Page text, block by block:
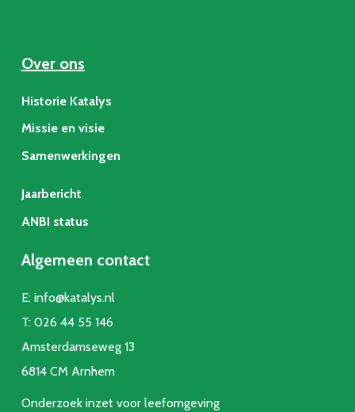
Over ons
Historie Katalys
Missie en visie
Samenwerkingen
Jaarbericht
ANBI status
Algemeen contact
E: info@katalys.nl
T: 026 44 55 146
Amsterdamseweg 13
6814 CM Arnhem
Onderzoek inzet voor leefomgeving